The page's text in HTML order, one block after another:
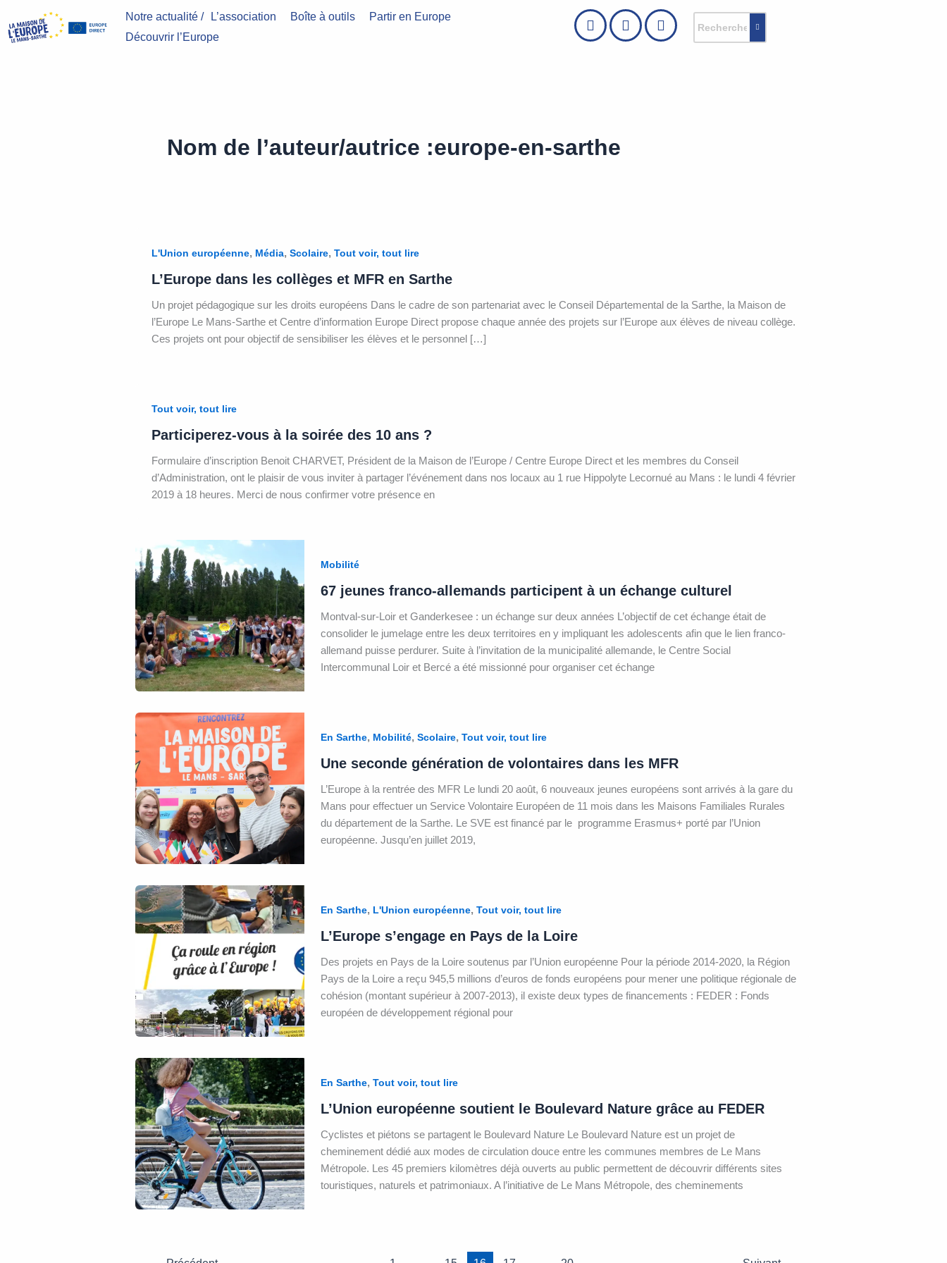
au
contenu
Notre actualité / L’association Boîte à outils
Partir en Europe
Découvrir l’Europe
Nom de l’auteur/autrice :europe-en-sarthe
L'Union européenne, Média, Scolaire, Tout voir, tout lire
L’Europe dans les collèges et MFR en Sarthe
Un projet pédagogique sur les droits européens Dans le cadre de son partenariat avec le Conseil Départemental de la Sarthe, la Maison de
l’Europe Le Mans-Sarthe et Centre d’information Europe Direct propose chaque année des projets sur l’Europe aux élèves de niveau collège.
Ces projets ont pour objectif de sensibiliser les élèves et le personnel […]
Tout voir, tout lire
Participerez-vous à la soirée des 10 ans ?
Formulaire d’inscription Benoit CHARVET, Président de la Maison de l’Europe / Centre Europe Direct et les membres du Conseil
d’Administration, ont le plaisir de vous inviter à partager l’événement dans nos locaux au 1 rue Hippolyte Lecornué au Mans : le lundi 4 février
2019 à 18 heures. Merci de nous confirmer votre présence en
Mobilité
67 jeunes franco-allemands participent à un échange culturel
Montval-sur-Loir et Ganderkesee : un échange sur deux années L’objectif de cet échange était de
consolider le jumelage entre les deux territoires en y impliquant les adolescents afin que le lien franco-
allemand puisse perdurer. Suite à l’invitation de la municipalité allemande, le Centre Social
Intercommunal Loir et Bercé a été missionné pour organiser cet échange
En Sarthe, Mobilité, Scolaire, Tout voir, tout lire
Une seconde génération de volontaires dans les MFR
L’Europe à la rentrée des MFR Le lundi 20 août, 6 nouveaux jeunes européens sont arrivés à la gare du
Mans pour effectuer un Service Volontaire Européen de 11 mois dans les Maisons Familiales Rurales
du département de la Sarthe. Le SVE est financé par le programme Erasmus+ porté par l’Union
européenne. Jusqu’en juillet 2019,
En Sarthe, L'Union européenne, Tout voir, tout lire
L’Europe s’engage en Pays de la Loire
Des projets en Pays de la Loire soutenus par l’Union européenne Pour la période 2014-2020, la Région
Pays de la Loire a reçu 945,5 millions d’euros de fonds européens pour mener une politique régionale de
cohésion (montant supérieur à 2007‑2013), il existe deux types de financements : FEDER : Fonds
européen de développement régional pour
En Sarthe, Tout voir, tout lire
L’Union européenne soutient le Boulevard Nature grâce au FEDER
Cyclistes et piétons se partagent le Boulevard Nature Le Boulevard Nature est un projet de
cheminement dédié aux modes de circulation douce entre les communes membres de Le Mans
Métropole. Les 45 premiers kilomètres déjà ouverts au public permettent de découvrir différents sites
touristiques, naturels et patrimoniaux. A l’initiative de Le Mans Métropole, des cheminements